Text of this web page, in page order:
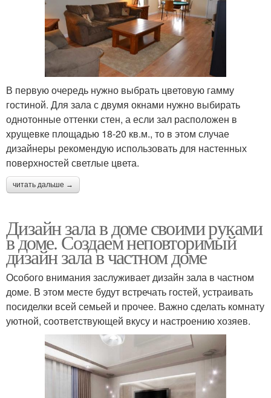
В первую очередь нужно выбрать цветовую гамму
гостиной. Для зала с двумя окнами нужно выбирать
однотонные оттенки стен, а если зал расположен в
хрущевке площадью 18-20 кв.м., то в этом случае
дизайнеры рекомендую использовать для настенных
поверхностей светлые цвета.
читать дальше →
Дизайн зала в доме своими руками
в доме. Создаем неповторимый
дизайн зала в частном доме
Особого внимания заслуживает дизайн зала в частном
доме. В этом месте будут встречать гостей, устраивать
посиделки всей семьей и прочее. Важно сделать комнату
уютной, соответствующей вкусу и настроению хозяев.